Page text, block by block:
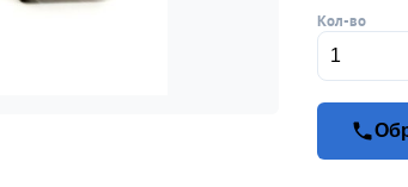
Кол-во